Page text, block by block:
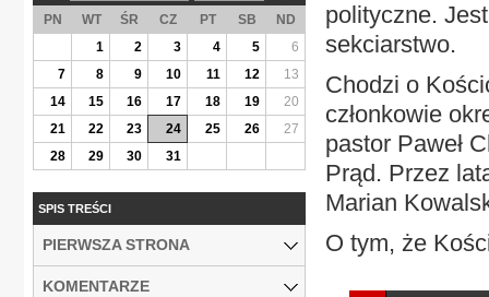
polityczne.
sekciarstwo.
Chodzi o
członkowie
pastor Paweł
Prąd. Przez
Marian
O tym, że
PN WT ŚR CZ PT SB
ND
1
2 3 4 5
6
7
8 9 10 11 12
13
14
15 16 17 18 19
20
21
22 23 24 25 26
27
28
29 30 31
SPIS TREŚCI
PIERWSZA STRONA
KOMENTARZE